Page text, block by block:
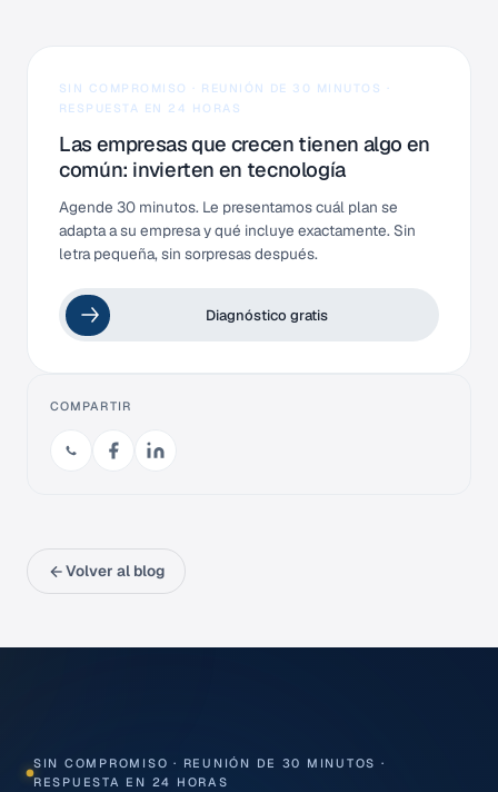
SIN COMPROMISO · REUNIÓN DE 30 MINUTOS ·
RESPUESTA EN 24 HORAS
Las empresas que crecen tienen algo en
común: invierten en tecnología
Agende 30 minutos. Le presentamos cuál plan se
adapta a su empresa y qué incluye exactamente. Sin
letra pequeña, sin sorpresas después.
Diagnóstico gratis
COMPARTIR
Volver al blog
SIN COMPROMISO · REUNIÓN DE 30 MINUTOS ·
RESPUESTA EN 24 HORAS